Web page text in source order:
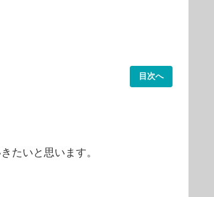
目次へ
たいと思います。